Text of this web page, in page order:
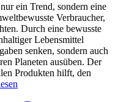
ein Trend, sondern eine
Verbraucher,
Durch eine bewusste
Lebensmittel
senken, sondern auch
Planeten ausüben. Der
Produkten hilft, den